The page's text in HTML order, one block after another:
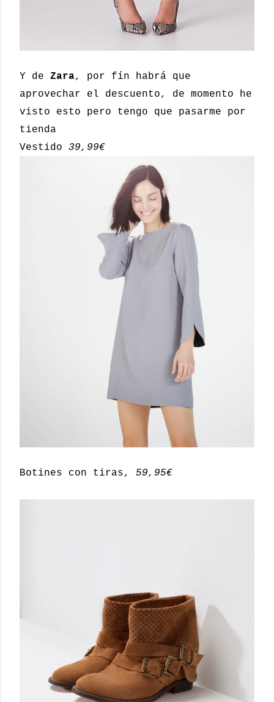
Y de Zara, por fín habrá que
aprovechar el descuento, de momento he
visto esto pero tengo que pasarme por
tienda
Vestido 39,99€
Botines con tiras, 59,95€